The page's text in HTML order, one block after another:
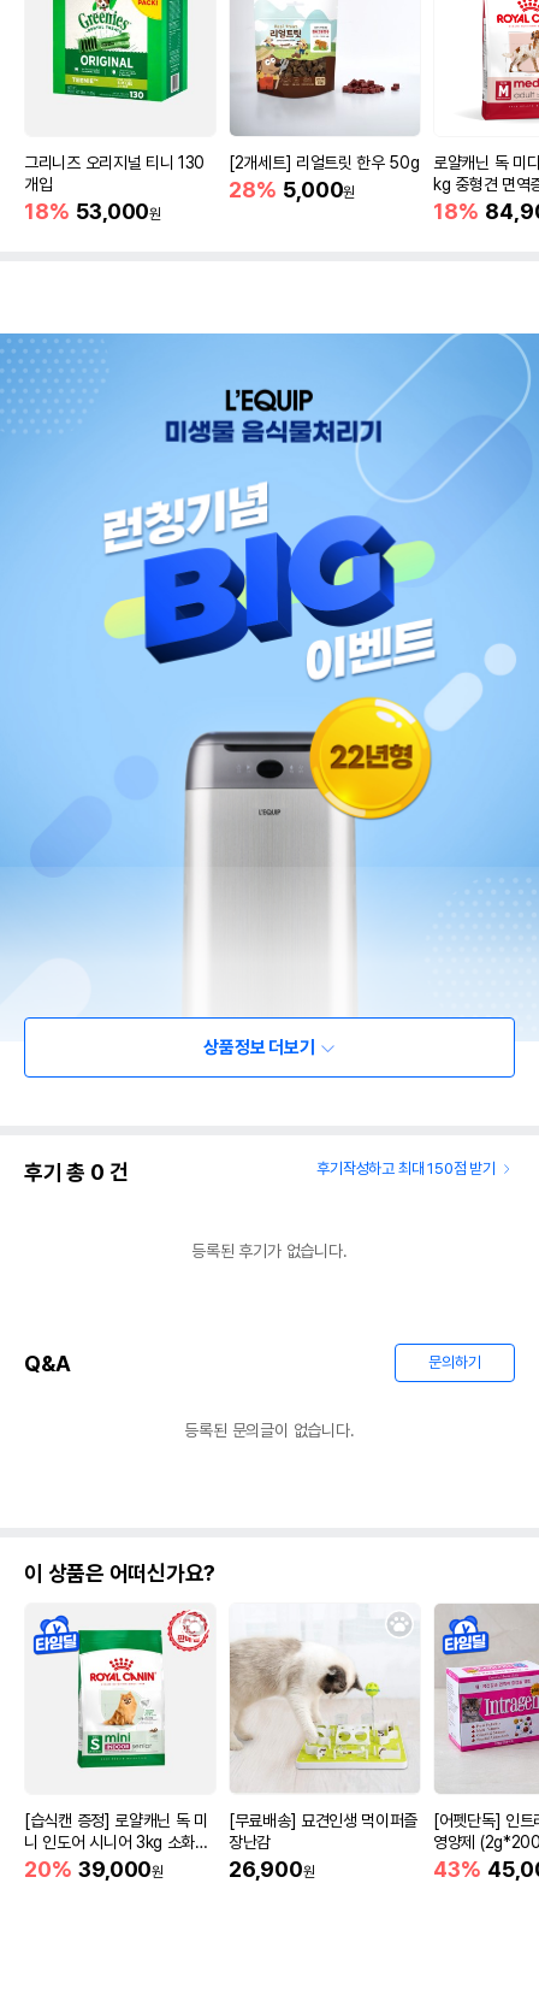
그리니즈 오리지널 티니 130
개입
18% 53,000원
[2개세트] 리얼트릿 한우 50g
28% 5,000원
로얄캐닌 독 미
kg 중형견 면역
18%
상품정보 더보기
후기 총 0 건 후기작성하고 최대 150점 받기
등록된 후기가 없습니다.
Q&A 문의하기
등록된 문의글이 없습니다.
이 상품은 어떠신가요?
[습식캔 증정] 로얄캐닌 독 미
니 인도어 시니어 3kg 소화도
움
20% 39,000원
[무료배송] 묘견인생 먹이퍼즐
장난감
26,900원
[어펫단독] 인트
영양제
43%